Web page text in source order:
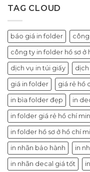
TAG CLOUD
báo giá in folder
công ty in folder hồ sơ ở
dịch vụ in túi giấy dịch
giá in folder giá rẻ hồ
in bìa folder đẹp in
in folder giá rẻ hồ chí
in folder hồ sơ ở hồ chí
in nhãn bảo hành in
in nhãn decal giá tốt